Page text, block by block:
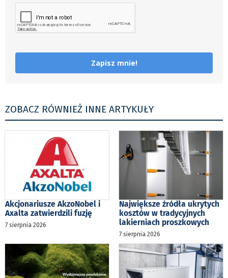
Zapisz mnie!
ZOBACZ RÓWNIEŻ INNE ARTYKUŁY
Akcjonariusze AkzoNobel i
Axalta zatwierdzili fuzję
7 sierpnia 2026
Największe źródła ukrytych
kosztów w tradycyjnych
lakierniach proszkowych
7 sierpnia 2026